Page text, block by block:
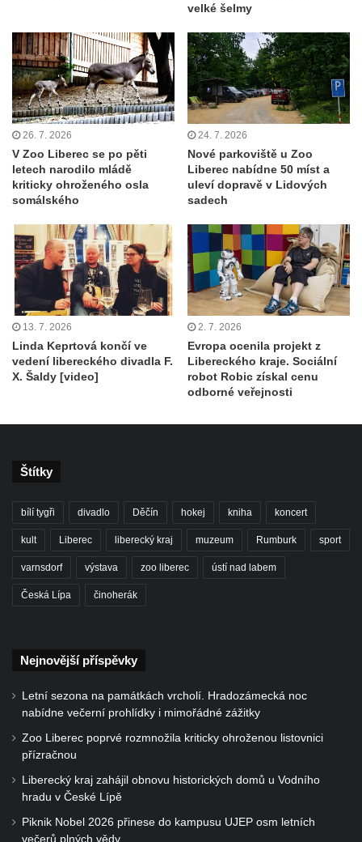
velké šelmy
26. 7. 2026
V Zoo Liberec se po pěti
letech narodilo mládě
kriticky ohroženého osla
somálského
24. 7. 2026
Nové parkoviště u Zoo
Liberec nabídne 50 míst a
uleví dopravě v Lidových
sadech
13. 7. 2026
Linda Keprtová končí ve
vedení libereckého divadla F.
X. Šaldy [video]
2. 7. 2026
Evropa ocenila projekt z
Libereckého kraje. Sociální
robot Robic získal cenu
odborné veřejnosti
Štítky
bílí tygři divadlo Děčín hokej kniha koncert
kult Liberec liberecký kraj muzeum Rumburk sport
varnsdorf výstava zoo liberec ústí nad labem
Česká Lípa činoherák
Nejnovější příspěvky
Letní sezona na památkách vrcholí. Hradozámecká noc
nabídne večerní prohlídky i mimořádné zážitky
Zoo Liberec poprvé rozmnožila kriticky ohroženou listovnici
přízračnou
Liberecký kraj zahájil obnovu historických domů u Vodního
hradu v České Lípě
Piknik Nobel 2026 přinese do kampusu UJEP osm letních
večerů plných vědy